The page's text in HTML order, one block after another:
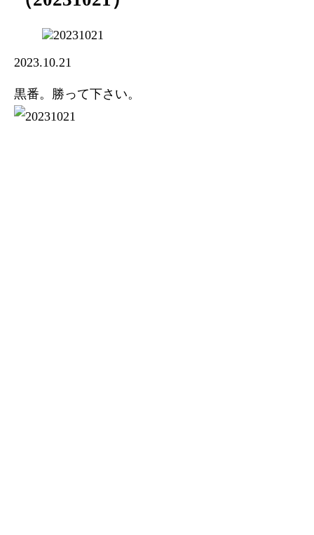
2023.10.21
黒番。勝って下さい。